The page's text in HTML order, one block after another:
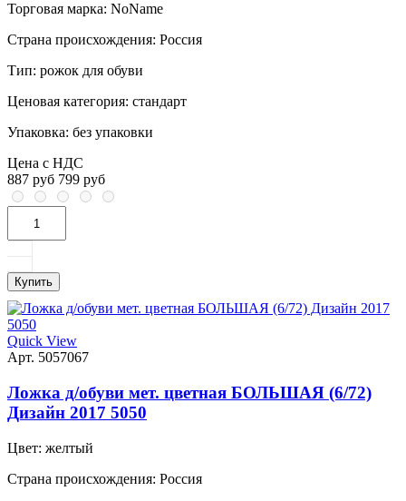
Торговая марка: NoName
Страна происхождения: Россия
Тип: рожок для обуви
Ценовая категория: стандарт
Упаковка: без упаковки
Цена с НДС
887 руб 799 руб
Купить
Quick View
Арт. 5057067
Ложка д/обуви мет. цветная БОЛЬШАЯ (6/72)
Дизайн 2017 5050
Цвет: желтый
Страна происхождения: Россия